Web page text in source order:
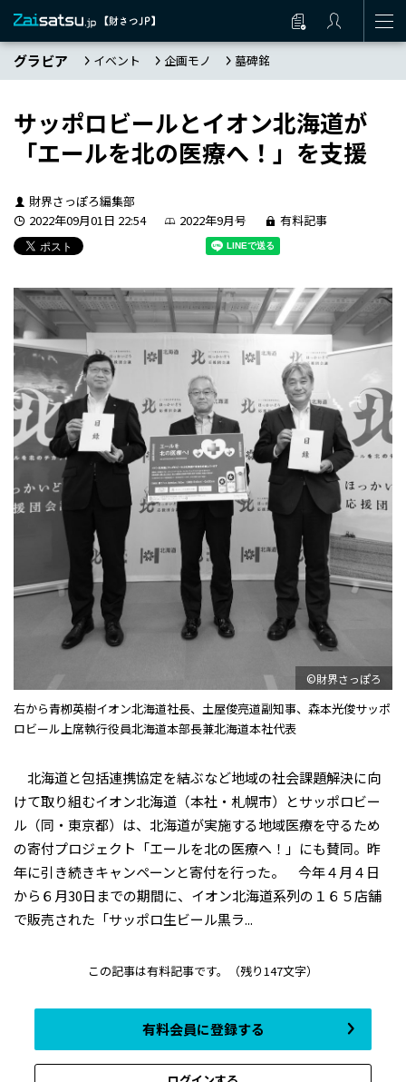
グラビア イベント 企画モノ 墓碑銘
サッポロビールとイオン北海道が
「エールを北の医療へ！」を支援
財界さっぽろ編集部
2022年09月01日 22:54
2022年9月号 有料記事
©財界さっぽろ
右から青栁英樹イオン北海道社長、土屋俊亮道副知事、森本光俊サッポ
ロビール上席執行役員北海道本部長兼北海道本社代表
北海道と包括連携協定を結ぶなど地域の社会課題解決に向
けて取り組むイオン北海道（本社・札幌市）とサッポロビー
ル（同・東京都）は、北海道が実施する地域医療を守るため
の寄付プロジェクト「エールを北の医療へ！」にも賛同。昨
年に引き続きキャンペーンと寄付を行った。 今年４月４日
から６月30日までの期間に、イオン北海道系列の１６５店舗
で販売された「サッポロ生ビール黒ラ...
この記事は有料記事です。 （残り147文字）
有料会員に登録する